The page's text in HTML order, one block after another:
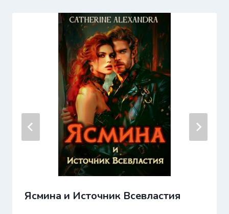
Ясмина и Источник Всевластия